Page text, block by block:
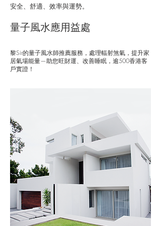
安全、舒適、效率與運勢。
量子風水應用益處
黎Sir的量子風水師推薦服務，處理輻射煞氣，提升家
居氣場能量—助您旺財運、改善睡眠，逾500香港客
戶實證！